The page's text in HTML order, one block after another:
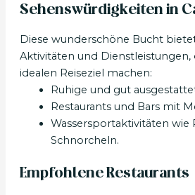
Sehenswürdigkeiten in
Diese wunderschöne Bucht
Aktivitäten und Dienstleistungen,
idealen Reiseziel machen:
Ruhige und gut
Restaurants und Bars mit
Wassersportaktivitäten wie
Schnorcheln.
Empfohlene Restaurants